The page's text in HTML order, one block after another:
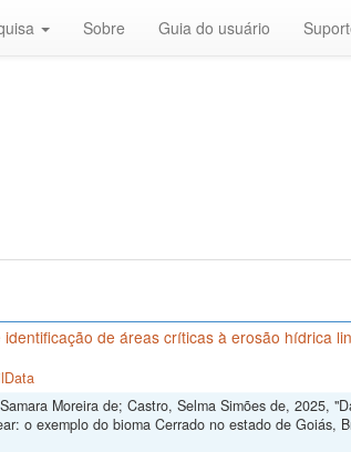
Sobre Guia do usuário
de áreas críticas à erosão hídrica
Moreira de; Castro, Selma Simões de, 2025,
o exemplo do bioma Cerrado no estado de Goiás,